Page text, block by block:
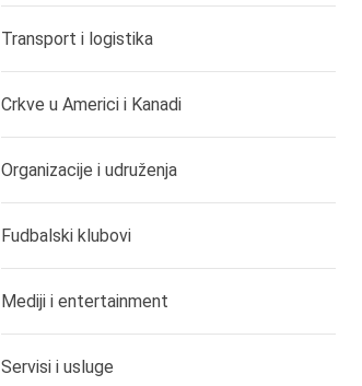
Transport i logistika
Crkve u Americi i Kanadi
Organizacije i udruženja
Fudbalski klubovi
Mediji i entertainment
Servisi i usluge